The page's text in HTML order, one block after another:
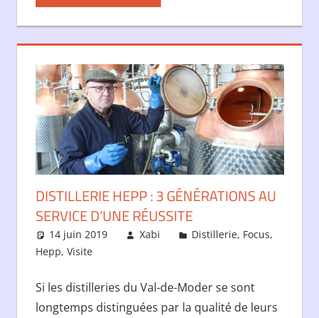
DISTILLERIE HEPP : 3 GÉNÉRATIONS AU
SERVICE D’UNE RÉUSSITE
14 juin 2019 Xabi Distillerie, Focus,
Hepp, Visite
Si les distilleries du Val-de-Moder se sont
longtemps distinguées par la qualité de leurs